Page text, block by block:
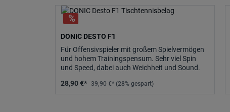
DONIC DESTO F1
Für Offensivspieler mit großem Spielvermögen
und hohem Trainingspensum. Sehr viel Spin
und Speed, dabei auch Weichheit und Sound.
28,90 €* 39,90 €* (28% gespart)